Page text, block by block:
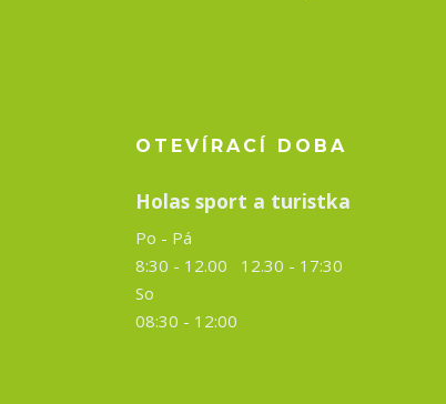
OTEVÍRACÍ DOBA
Holas sport a turistka
Po - Pá
8:30 - 12.00 12.30 - 17:30
So
08:30 - 12:00